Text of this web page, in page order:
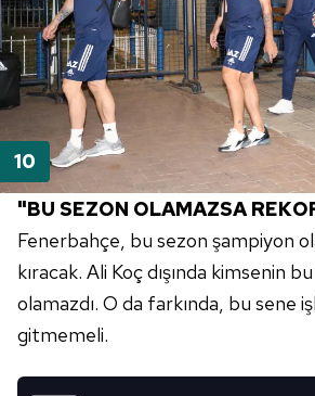
"BU SEZON OLAMAZSA
Fenerbahçe, bu sezon şampiyon
kıracak. Ali Koç dışında kimsenin
olamazdı. O da farkında, bu sene
gitmemeli.